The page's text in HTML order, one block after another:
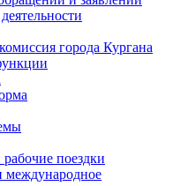
города Кургана
поездки
международное